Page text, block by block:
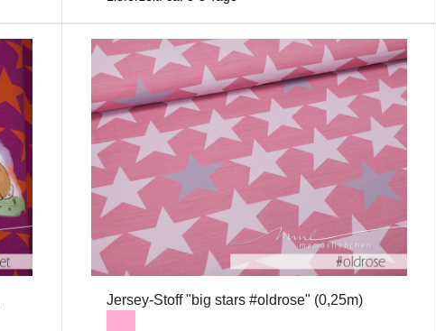
Jersey-Stoff "big stars #oldrose" (0,25m)